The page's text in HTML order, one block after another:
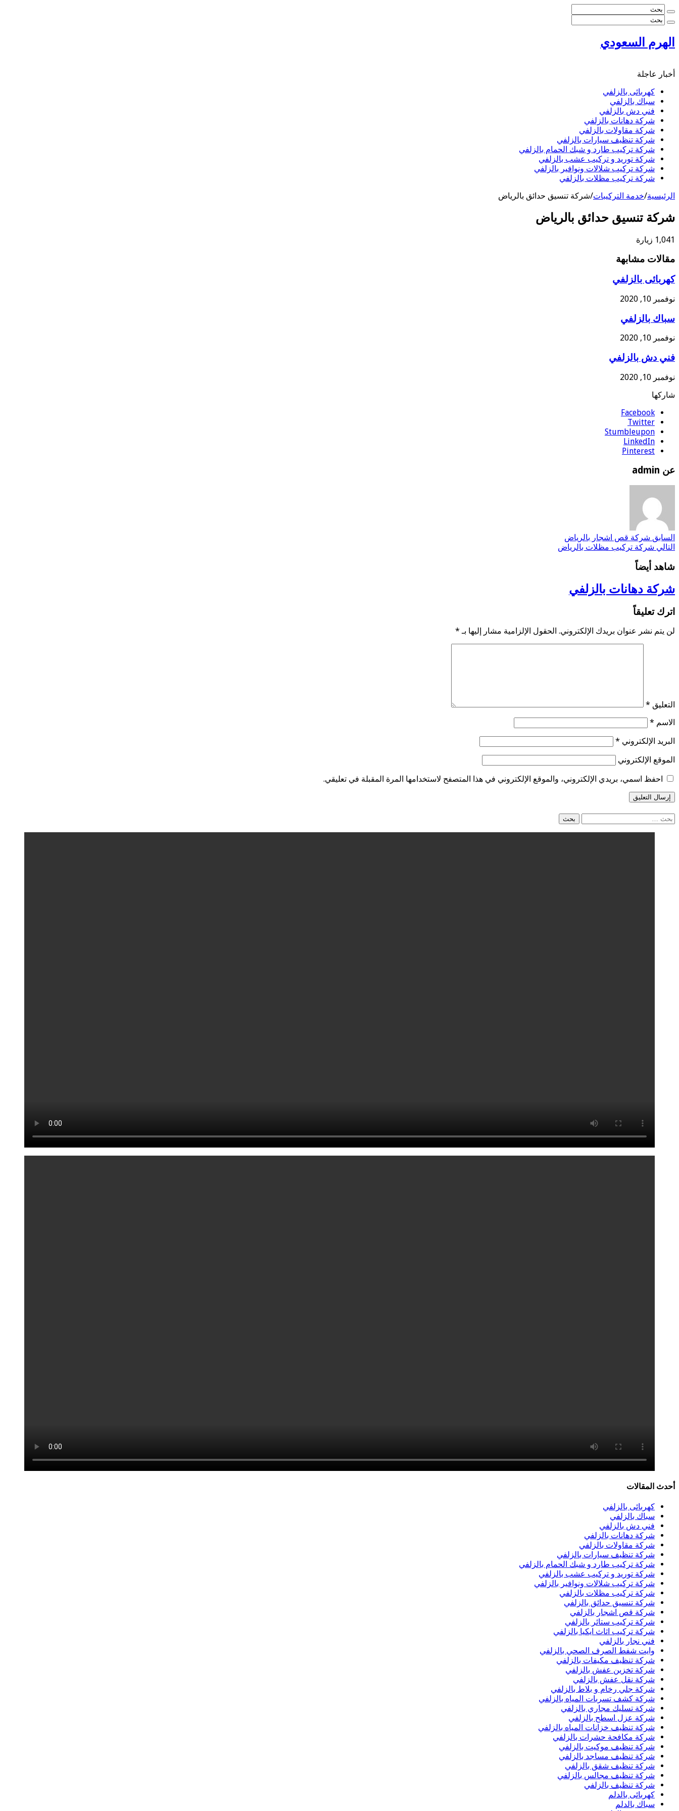
الهرم السعودي
أخبار عاجلة
كهربائى بالزلفي
سباك بالزلفي
فني دش بالزلفي
شركة دهانات بالزلفي
شركة مقاولات بالزلفي
شركة تنظيف سيارات بالزلفي
شركة تركيب طارد و شبك الحمام بالزلفي
شركة توريد و تركيب عشب بالزلفي
شركة تركيب شلالات ونوافير بالزلفي
شركة تركيب مظلات بالزلفي
الرئيسية/خدمة التركيبات/شركة تنسيق حدائق بالرياض
شركة تنسيق حدائق بالرياض
1,041 زيارة
مقالات مشابهة
كهربائى بالزلفي
نوفمبر 10, 2020
سباك بالزلفي
نوفمبر 10, 2020
فني دش بالزلفي
نوفمبر 10, 2020
شاركها
Facebook
Twitter
Stumbleupon
LinkedIn
Pinterest
عن admin
السابق شركة قص اشجار بالرياض
التالي شركة تركيب مظلات بالرياض
شاهد أيضاً
شركة دهانات بالزلفي
اترك تعليقاً
لن يتم نشر عنوان بريدك الإلكتروني. الحقول الإلزامية مشار إليها بـ *
التعليق *
الاسم *
البريد الإلكتروني *
الموقع الإلكتروني
احفظ اسمي، بريدي الإلكتروني، والموقع الإلكتروني في هذا المتصفح لاستخدامها المرة المقبلة في تعليقي.
البحث
عن:
أحدث المقالات
كهربائى بالزلفي
سباك بالزلفي
فني دش بالزلفي
شركة دهانات بالزلفي
شركة مقاولات بالزلفي
شركة تنظيف سيارات بالزلفي
شركة تركيب طارد و شبك الحمام بالزلفي
شركة توريد و تركيب عشب بالزلفي
شركة تركيب شلالات ونوافير بالزلفي
شركة تركيب مظلات بالزلفي
شركة تنسيق حدائق بالزلفي
شركة قص اشجار بالزلفي
شركة تركيب ستائر بالزلفي
شركة تركيب اثاث ايكيا بالزلفي
فني نجار بالزلفي
وايت شفط الصرف الصحي بالزلفي
شركة تنظيف مكيفات بالزلفي
شركة تخزين عفش بالزلفي
شركة نقل عفش بالزلفي
شركة جلي رخام و بلاط بالزلفي
شركة كشف تسربات المياه بالزلفي
شركة تسليك مجاري بالزلفي
شركة عزل اسطح بالزلفي
شركة تنظيف خزانات المياه بالزلفي
شركة مكافحة حشرات بالزلفي
شركة تنظيف موكيت بالزلفي
شركة تنظيف مساجد بالزلفي
شركة تنظيف شقق بالزلفي
شركة تنظيف مجالس بالزلفي
شركة تنظيف بالزلفي
كهربائى بالدلم
سباك بالدلم